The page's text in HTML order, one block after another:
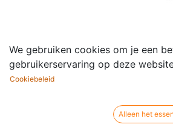
10 Easy Lessons: Learn
to Sing
22,50€
12
(Avec
We gebruiken cookies om je een
gebruikerservaring op deze
Cookiebeleid
Alleen het